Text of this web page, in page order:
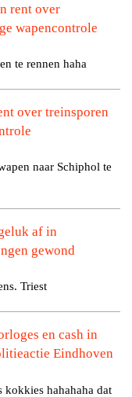
rent over
wapencontrole
te rennen haha
over treinsporen
naar Schiphol te
af in
gewond
Triest
en cash in
Eindhoven
kokkies hahahaha dat